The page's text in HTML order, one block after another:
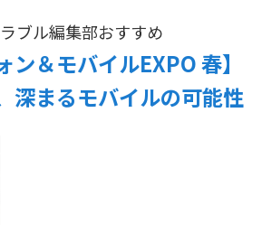
ブル編集部おすすめ
ン＆モバイルEXPO 春】
深まるモバイルの可能性